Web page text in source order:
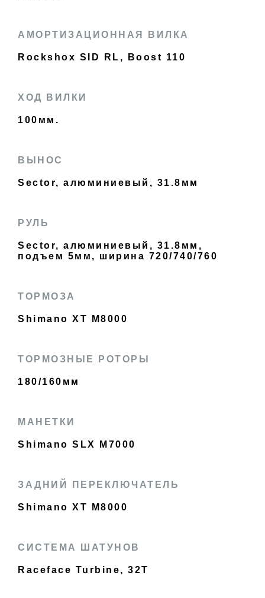
АМОРТИЗАЦИОННАЯ ВИЛКА
Rockshox SID RL, Boost 110
ХОД ВИЛКИ
100мм.
ВЫНОС
Sector, алюминиевый, 31.8мм
РУЛЬ
Sector, алюминиевый, 31.8мм,
подъем 5мм, ширина 720/740/760
ТОРМОЗА
Shimano XT M8000
ТОРМОЗНЫЕ РОТОРЫ
180/160мм
МАНЕТКИ
Shimano SLX M7000
ЗАДНИЙ ПЕРЕКЛЮЧАТЕЛЬ
Shimano XT M8000
СИСТЕМА ШАТУНОВ
Raceface Turbine, 32T